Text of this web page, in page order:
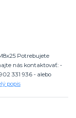
Potrebujete
nás kontaktovať: -
331 936 - alebo
popis